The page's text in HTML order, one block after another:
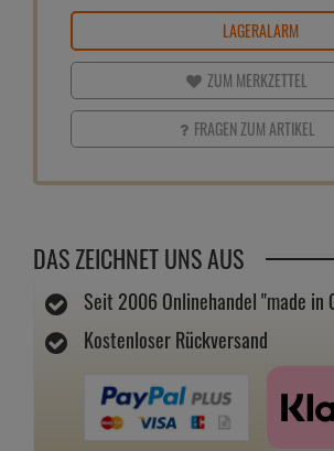
LAGERALARM
ZUM MERKZETTEL
FRAGEN ZUM ARTIKEL
DAS ZEICHNET UNS AUS
Seit 2006 Onlinehandel "made in
Kostenloser Rückversand